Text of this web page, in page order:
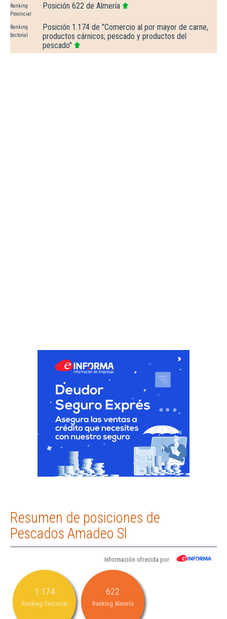
Ranking
Provincial
Posición 622 de Almería
Ranking
Sectorial
Posición 1.174 de "Comercio al por mayor de carne,
productos cárnicos; pescado y productos del
pescado"
Resumen de posiciones de
Pescados Amadeo Sl
Información ofrecida por
1.174
Ranking Sectorial
622
Ranking Almería